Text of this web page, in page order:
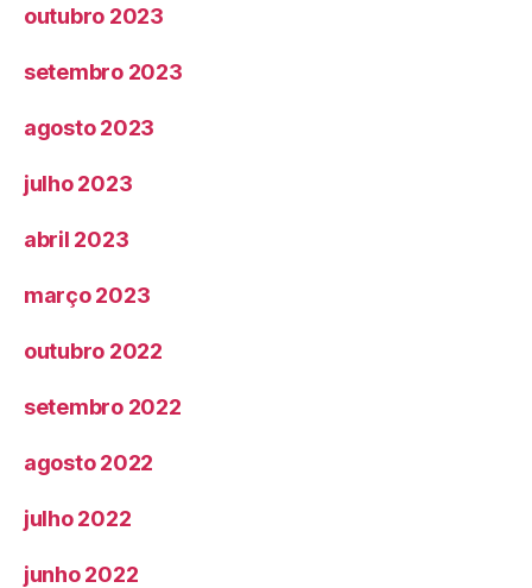
outubro 2023
setembro 2023
agosto 2023
julho 2023
abril 2023
março 2023
outubro 2022
setembro 2022
agosto 2022
julho 2022
junho 2022